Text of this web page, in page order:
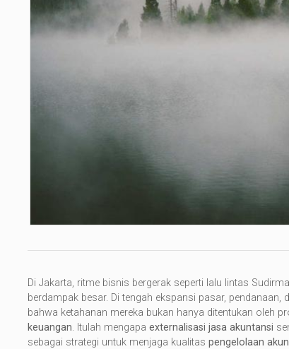
Di Jakarta, ritme bisnis bergerak seperti lalu lintas
berdampak besar. Di tengah ekspansi pasar,
bahwa ketahanan mereka bukan hanya ditentukan oleh
keuangan. Itulah mengapaexternalisasi jasa akuntansi
sebagai strategi untuk menjaga kualitaspengelolaan